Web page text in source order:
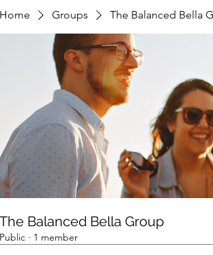
Home Groups The Balanced Bella
The Balanced Bella Group
Public · 1 member